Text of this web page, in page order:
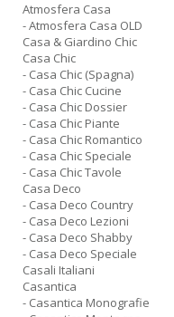
Atmosfera Casa
- Atmosfera Casa OLD
Casa & Giardino Chic
Casa Chic
- Casa Chic (Spagna)
- Casa Chic Cucine
- Casa Chic Dossier
- Casa Chic Piante
- Casa Chic Romantico
- Casa Chic Speciale
- Casa Chic Tavole
Casa Deco
- Casa Deco Country
- Casa Deco Lezioni
- Casa Deco Shabby
- Casa Deco Speciale
Casali Italiani
Casantica
- Casantica Monografie